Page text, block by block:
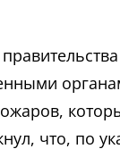
что, по